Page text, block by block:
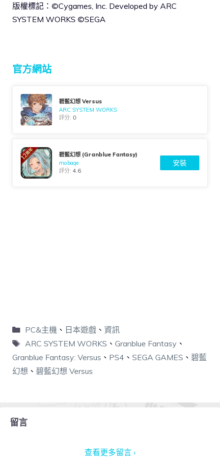
版權標記：©Cygames, Inc. Developed by ARC
SYSTEM WORKS ©SEGA
官方網站
碧藍幻想 Versus
ARC SYSTEM WORKS
評分: 0
碧藍幻想 (Granblue Fantasy)
mobage
評分:4.6
安裝
PC&主機 、 日本遊戲、 資訊
ARC SYSTEM WORKS 、 Granblue Fantasy 、
Granblue Fantasy: Versus 、 PS4 、 SEGA GAMES 、 碧藍
幻想 、 碧藍幻想 Versus
留言
查看更多留言 ›